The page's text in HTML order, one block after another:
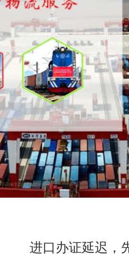
进口办证延迟，